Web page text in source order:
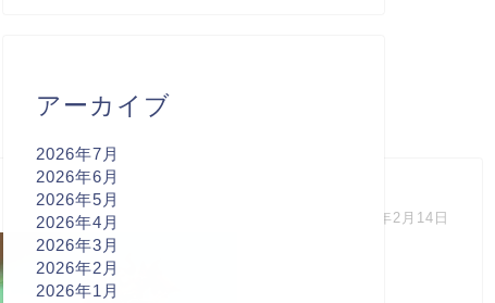
2025年2月14日
アーカイブ
2026年7月
2026年6月
2026年5月
2026年4月
2026年3月
2026年2月
2026年1月